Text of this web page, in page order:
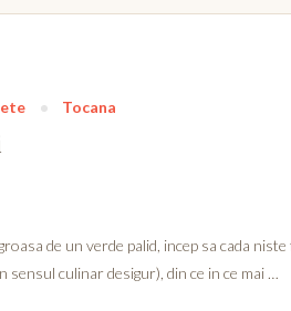
Tocana
de un verde palid, incep sa cada
culinar desigur), din ce in ce mai …